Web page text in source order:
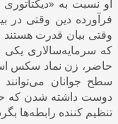
او نسبت به
فرآورده دین وقتی در
وقتی بیان قدرت هستند
که سرمایه‌سالاری
حاضر، زن نماد سکس
سطح جوانان
دوست داشته شدن که
تنظیم کننده رابطه‌ها